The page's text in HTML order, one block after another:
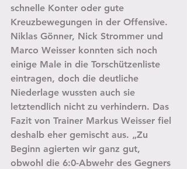
schnelle Konter oder gute
Kreuzbewegungen in der Offensive.
Niklas Gönner, Nick Strommer und
Marco Weisser konnten sich noch
einige Male in die Torschützenliste
eintragen, doch die deutliche
Niederlage wussten auch sie
letztendlich nicht zu verhindern. Das
Fazit von Trainer Markus Weisser fiel
deshalb eher gemischt aus. „Zu
Beginn agierten wir ganz gut,
obwohl die 6:0-Abwehr des Gegners